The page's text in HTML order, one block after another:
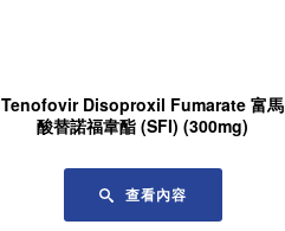
Tenofovir Disoproxil Fumarate 富馬
酸替諾福韋酯 (SFI) (300mg)
查看內容